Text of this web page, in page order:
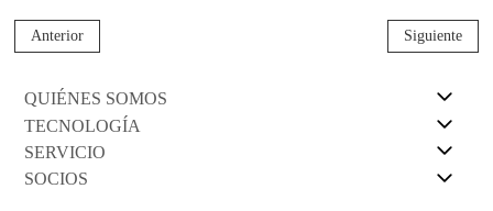
Anterior Siguiente
QUIÉNES SOMOS
TECNOLOGÍA
SERVICIO
SOCIOS